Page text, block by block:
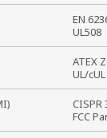
EN
UL508
ATEX
UL/
CISPR
FCC